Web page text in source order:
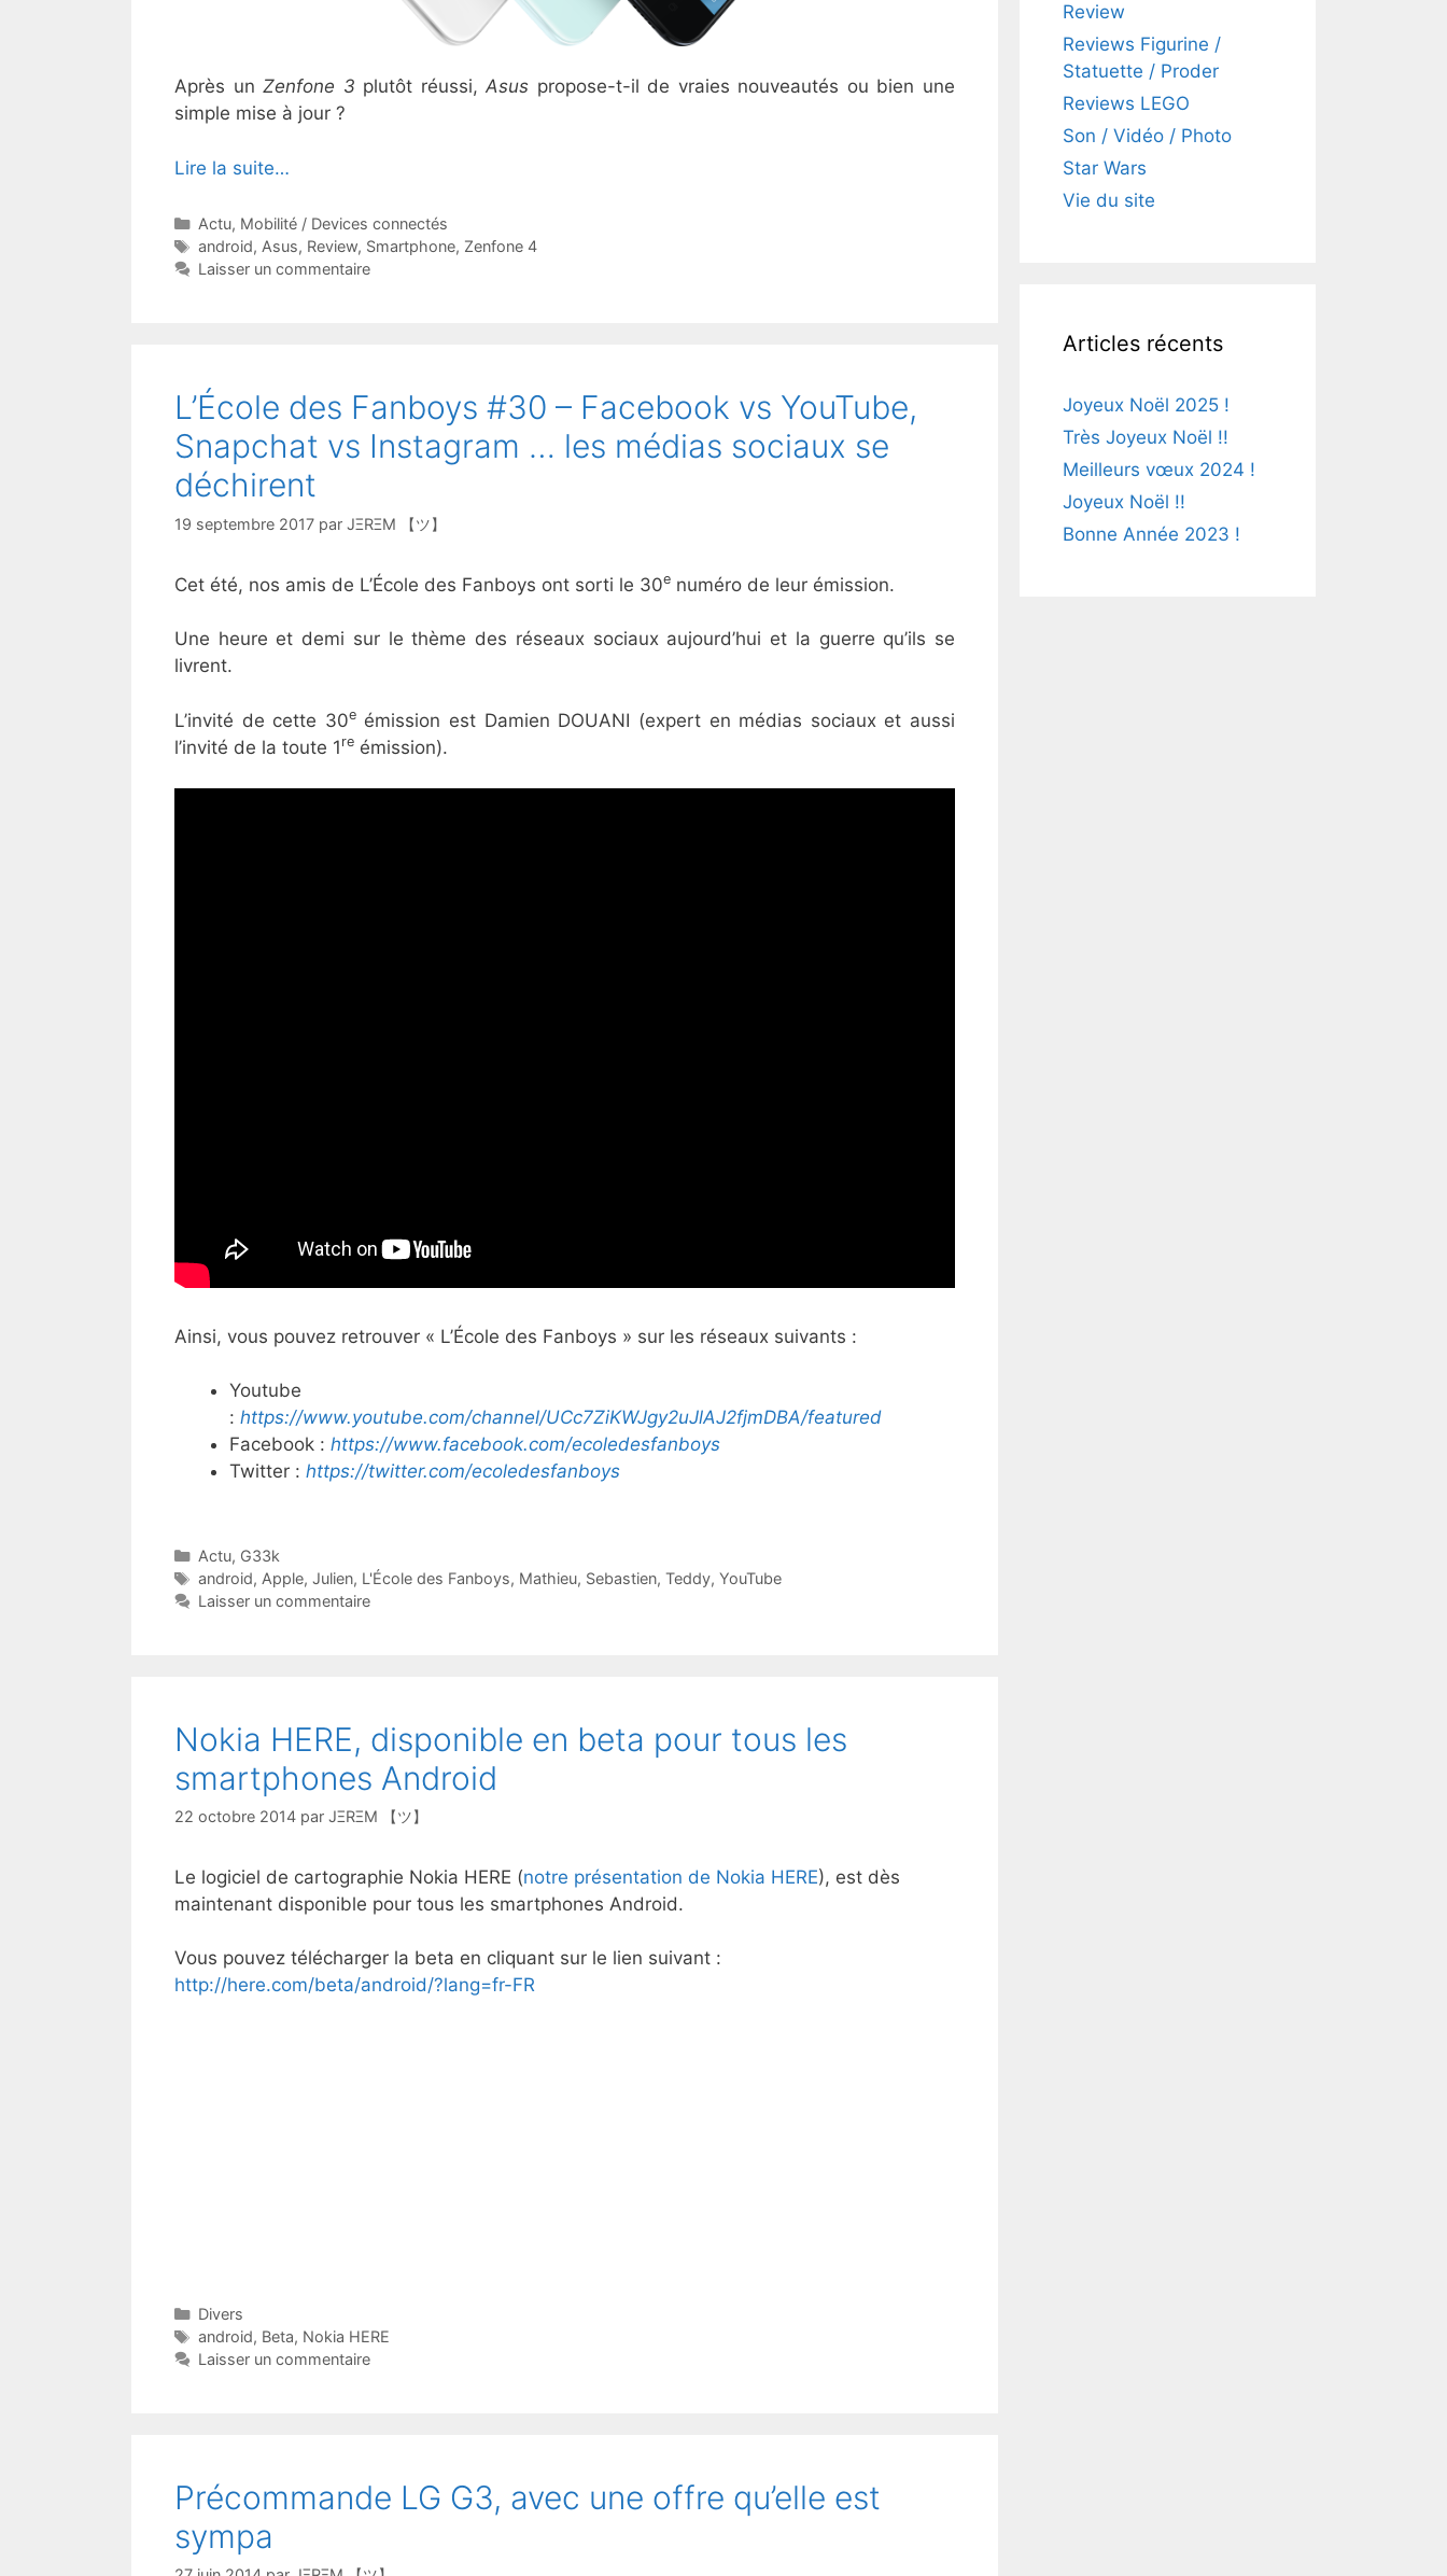
Après unZenfone 3 plutôt réussi,Asus propose-t-il de vraies nouveautés ou bien une
simple mise à jour ?
Lire la suite…
Catégories
Actu, Mobilité / Devices connectés
Étiquettes
android, Asus, Review, Smartphone, Zenfone 4
Laisser un commentaire
L’École des Fanboys #30 – Facebook vs YouTube,
Snapchat vs Instagram … les médias sociaux se
déchirent
19 septembre 2017 par JΞRΞM 【ツ】
Cet été, nos amis de L’École des Fanboys ont sorti le 30e numéro de leur émission.
Une heure et demi sur le thème des réseaux sociaux aujourd’hui et la guerre qu’ils se
livrent.
L’invité de cette 30eémission est Damien DOUANI (expert en médias sociaux et aussi
l’invité de la toute 1 re émission).
Ainsi, vous pouvez retrouver « L’École des Fanboys » sur les réseaux suivants :
Youtube
: https://www.youtube.com/channel/UCc7ZiKWJgy2uJlAJ2fjmDBA/featured
Facebook : https://www.facebook.com/ecoledesfanboys
Twitter : https://twitter.com/ecoledesfanboys
Catégories
Actu, G33k
Étiquettes
android, Apple, Julien, L'École des Fanboys, Mathieu, Sebastien, Teddy, YouTube
Laisser un commentaire
Nokia HERE, disponible en beta pour tous les
smartphones Android
22 octobre 2014 par JΞRΞM 【ツ】
Le logiciel de cartographie Nokia HERE (notre présentation de Nokia HERE), est dès
maintenant disponible pour tous les smartphones Android.
Vous pouvez télécharger la beta en cliquant sur le lien suivant :
http://here.com/beta/android/?lang=fr-FR
Catégories
Divers
Étiquettes
android, Beta, Nokia HERE
Laisser un commentaire
Précommande LG G3, avec une offre qu’elle est
sympa
Review
Reviews Figurine /
Statuette / Proder
Reviews LEGO
Son / Vidéo / Photo
Star Wars
Vie du site
Articles récents
Joyeux Noël 2025 !
Très Joyeux Noël !!
Meilleurs vœux 2024 !
Joyeux Noël !!
Bonne Année 2023 !